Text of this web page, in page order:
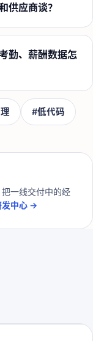
供应商谈？
勤、薪酬数据怎
#低代码
一线交付中的经
发中心 →